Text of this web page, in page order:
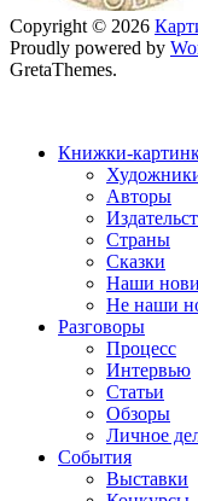
Copyright © 2026
Proudly powered by
GretaThemes.
Книжки-
Авторы
Страны
Сказки
Наши
Не наши
Разговоры
Процесс
Интервью
Статьи
Обзоры
Личное
События
Выставки